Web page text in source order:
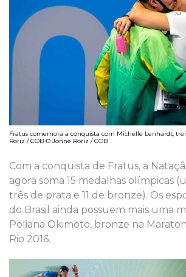
Fratus comemora a conquista com Michelle Lenhardt,
Roriz / COB © Jonne Roriz / COB
Com a conquista de Fratus, a
agora soma 15 medalhas olímpicas
três de prata e 11 de bronze). Os
do Brasil ainda possuem mais uma
Poliana Okimoto, bronze na
Rio 2016.